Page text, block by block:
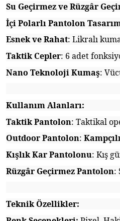
Su Geçirmez ve Rüzgâr
İçi Polarlı Pantolon
Esnek ve Rahat: Likralı
Taktik Cepler: 6 adet
Nano Teknoloji Kumaş:
Kullanım Alanları:
Taktik Pantolon: Taktikal
Outdoor Pantolon:
Kışlık Kar Pantolonu: Kış
Rüzgâr Geçirmez Pantolon:
Teknik Özellikler: